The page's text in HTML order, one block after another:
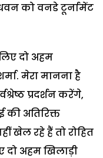
को वनडे टूर्नामेंट
दो अहम
मेरा मानना है
प्रदर्शन करेंगे,
अतिरिक्त
खेल रहे हैं तो रोहित
अहम खिलाड़ी